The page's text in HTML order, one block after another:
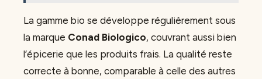
La gamme bio se développe régulièrement sous
la marque Conad Biologico, couvrant aussi bien
l’épicerie que les produits frais. La qualité reste
correcte à bonne, comparable à celle des autres